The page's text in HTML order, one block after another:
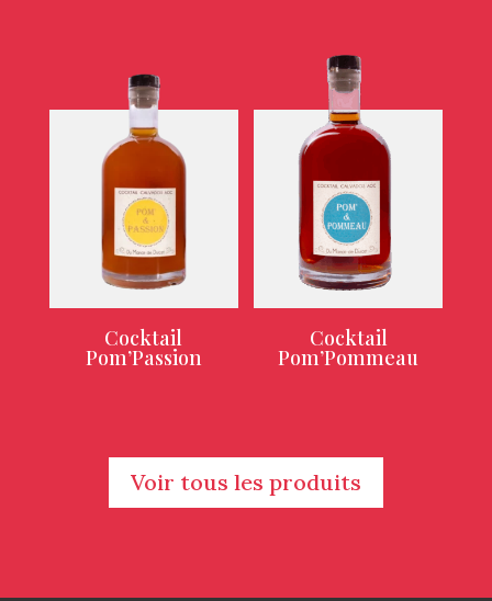
Cocktail
Pom’Passion
Cocktail
Pom’Pommeau
Voir tous les produits